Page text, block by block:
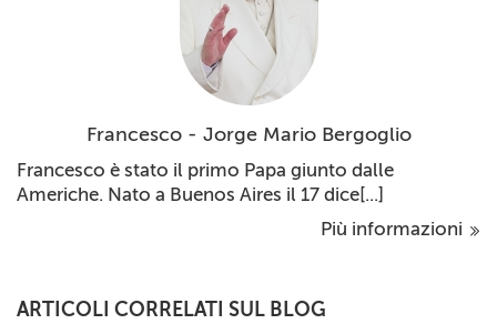
Francesco - Jorge Mario Bergoglio
Francesco è stato il primo Papa giunto dalle
Americhe. Nato a Buenos Aires il 17 dice[...]
Più informazioni
ARTICOLI CORRELATI SUL BLOG